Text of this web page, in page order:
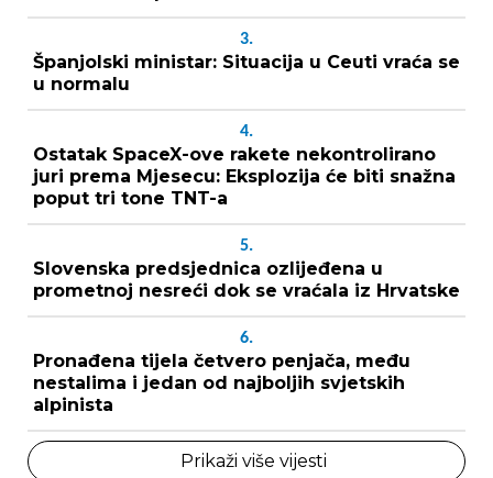
3.
Španjolski ministar: Situacija u Ceuti vraća se
u normalu
4.
Ostatak SpaceX-ove rakete nekontrolirano
juri prema Mjesecu: Eksplozija će biti snažna
poput tri tone TNT-a
5.
Slovenska predsjednica ozlijeđena u
prometnoj nesreći dok se vraćala iz Hrvatske
6.
Pronađena tijela četvero penjača, među
nestalima i jedan od najboljih svjetskih
alpinista
Prikaži više vijesti